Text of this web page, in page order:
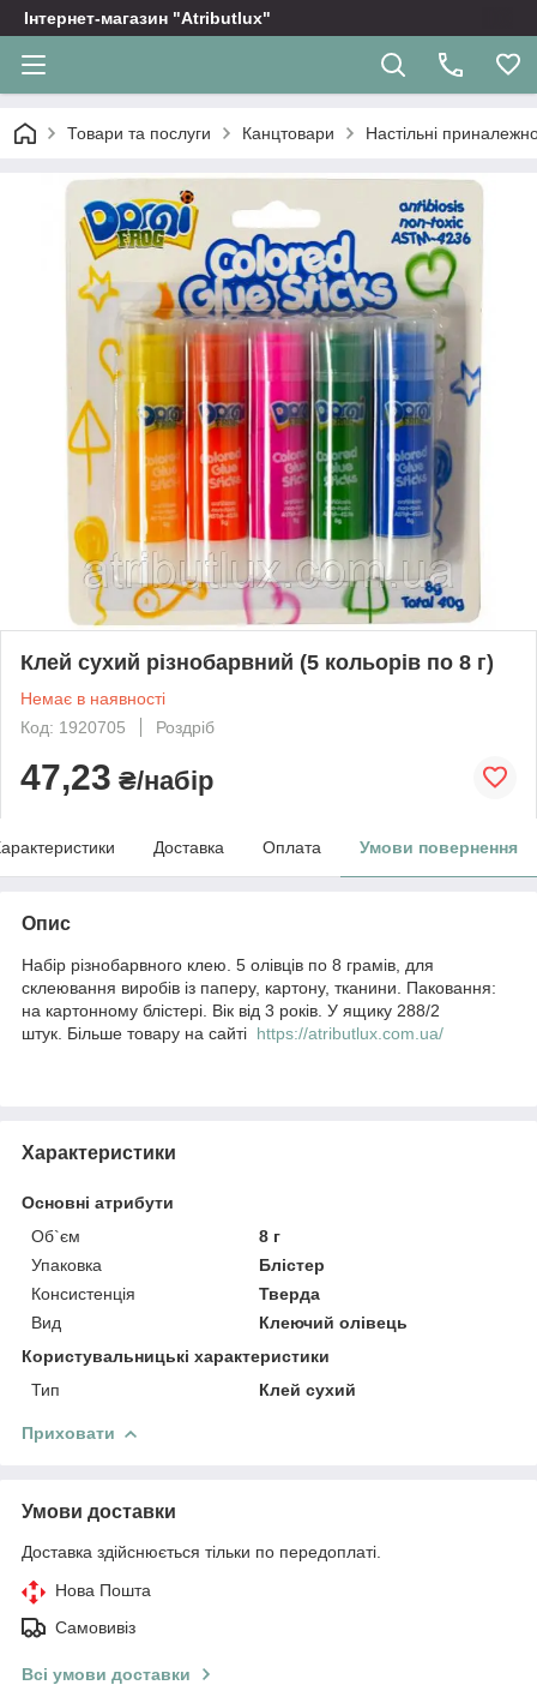
Інтернет-магазин "Atributlux"
Товари та послуги Канцтовари Настільні
Клей сухий різнобарвний (5 кольорів по 8 г)
Немає в наявності
Код: 1920705
Роздріб
47,23 ₴/набір
Доставка Оплата Умови повернення
Опис
Набір різнобарвного клею. 5 олівців по 8 грамів, для
склеювання виробів із паперу, картону, тканини. Паковання:
на картонному блістері. Вік від 3 років. У ящику 288/2
штук. Більше товару на сайті https://atributlux.com.ua/
Характеристики
Основні атрибути
Об`єм
8 г
Упаковка
Блістер
Консистенція
Тверда
Вид
Клеючий олівець
Користувальницькі характеристики
Тип
Клей сухий
Приховати
Умови доставки
Доставка здійснюється тільки по передоплаті.
Нова Пошта
Самовивіз
Всі умови доставки